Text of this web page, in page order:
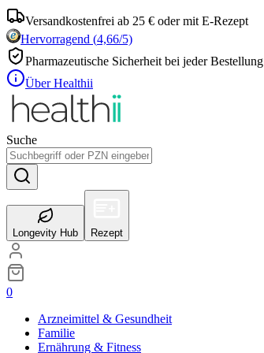
Versandkostenfrei ab 25 € oder mit E-Rezept
Hervorragend (4,66/5)
Pharmazeutische Sicherheit bei jeder Bestellung
Über Healthii
Suche
Longevity Hub Rezept
0
Arzneimittel & Gesundheit
Familie
Ernährung & Fitness